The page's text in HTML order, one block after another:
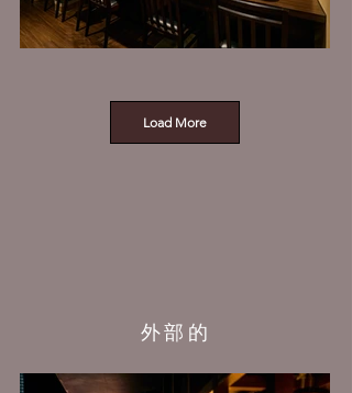
Load More
外部的